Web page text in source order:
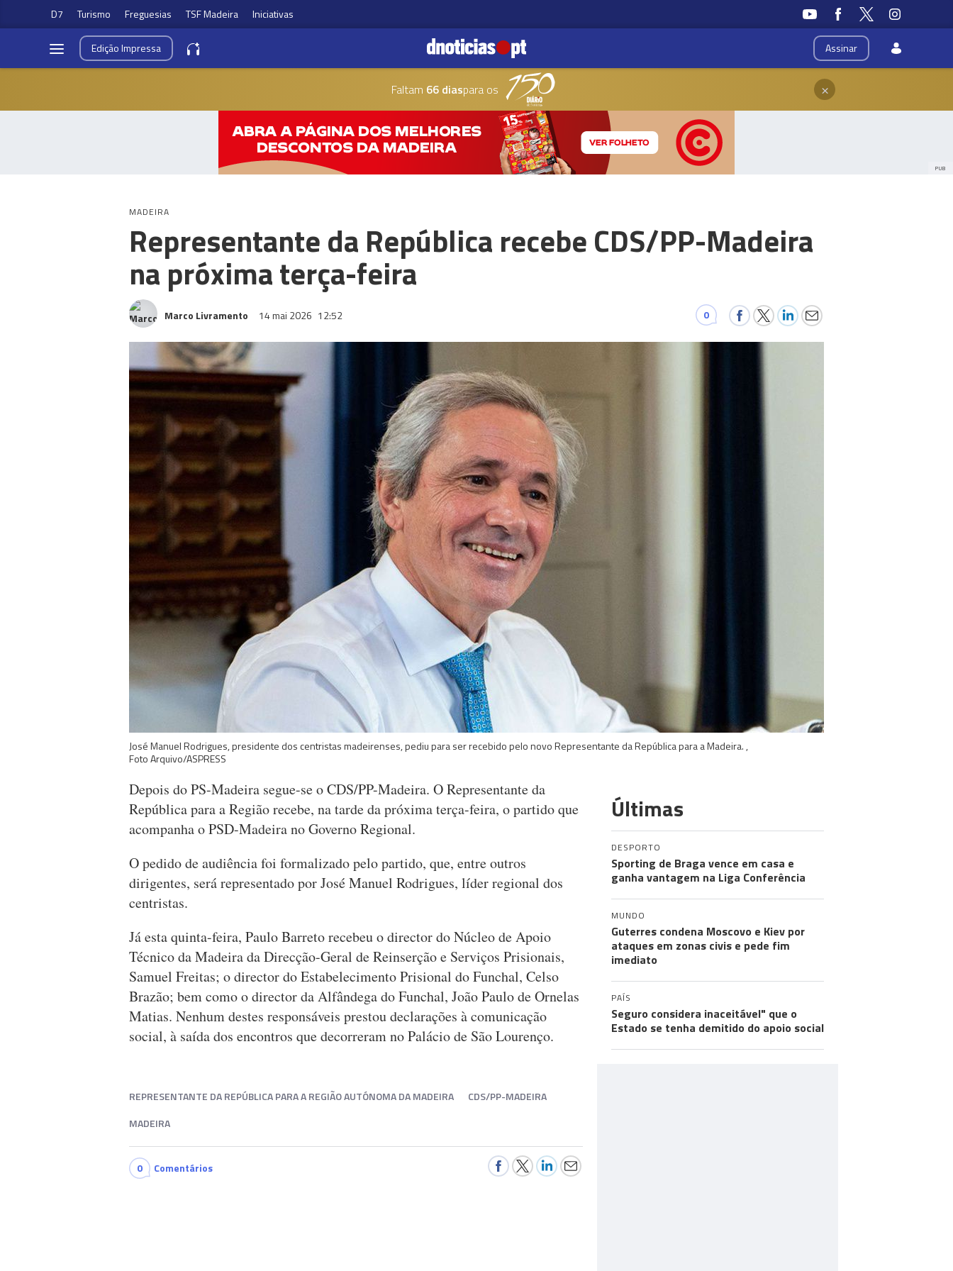
D7 Turismo Freguesias TSF Madeira Iniciativas
Assinar
EdiçãoImpressa
Faltam 66 diaspara os ×
PUB
MADEIRA
Representante da República recebe CDS/PP-Madeira
na próxima terça-feira
Marco Livramento 14 mai 2026 12:52 0
José Manuel Rodrigues, presidente dos centristas madeirenses, pediu para ser recebido pelo novo Representante da República para a Madeira. ,
Foto Arquivo/ASPRESS
Depois do PS-Madeira segue-se o CDS/PP-Madeira. O Representante da
República para a Região recebe, na tarde da próxima terça-feira, o partido que
acompanha o PSD-Madeira no Governo Regional.
O pedido de audiência foi formalizado pelo partido, que, entre outros
dirigentes, será representado por José Manuel Rodrigues, líder regional dos
centristas.
Já esta quinta-feira, Paulo Barreto recebeu o director do Núcleo de Apoio
Técnico da Madeira da Direcção-Geral de Reinserção e Serviços Prisionais,
Samuel Freitas; o director do Estabelecimento Prisional do Funchal, Celso
Brazão; bem como o director da Alfândega do Funchal, João Paulo de Ornelas
Matias. Nenhum destes responsáveis prestou declarações à comunicação
social, à saída dos encontros que decorreram no Palácio de São Lourenço.
REPRESENTANTE DA REPÚBLICA PARA A REGIÃO AUTÓNOMA DA MADEIRA
CDS/PP-MADEIRA
MADEIRA
0 Comentários
Últimas
DESPORTO
Sporting de Braga vence em casa e
ganha vantagem na Liga Conferência
MUNDO
Guterres condena Moscovo e Kiev por
ataques em zonas civis e pede fim
imediato
PAÍS
Seguro considera inaceitável" que o
Estado se tenha demitido do apoio social